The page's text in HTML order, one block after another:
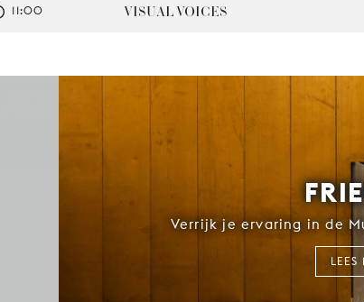
VISUAL VOICES
11:00
Verrijk je ervaring in de
LEES